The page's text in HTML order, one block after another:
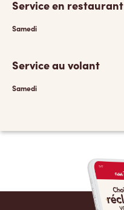
Service en restaurant
Samedi
Service au volant
Samedi